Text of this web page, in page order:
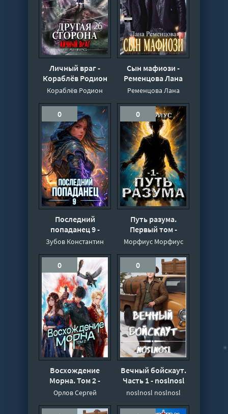
Личный враг -
Кораблёв Родион
Кораблёв Родион
Сын мафиози -
Ременцова Лана
Ременцова Лана
0
Последний
попаданец 9 -
Константин Зубов
Зубов Константин
0
Путь разума.
Первый том -
Морфиус
Морфиус Морфиус
0
Восхождение
Морна. Том 2 -
Сергей Орлов,
Орлов Сергей
0
Вечный бойскаут.
Часть 1 - noslnosl
noslnosl noslnosl